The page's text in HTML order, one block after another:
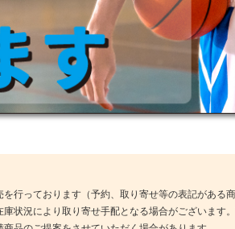
行っております（予約、取り寄せ等の表記がある
状況により取り寄せ手配となる場合がございます